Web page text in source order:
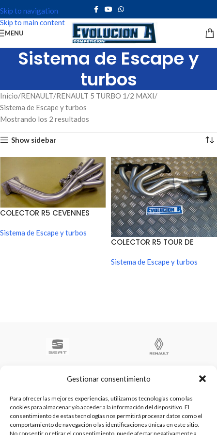
Gestionar consentimiento
Para ofrecer las mejores experiencias, utilizamos tecnologías como las
cookies para almacenar y/o acceder a la información del dispositivo. El
consentimiento de estas tecnologías nos permitirá procesar datos como el
comportamiento de navegación o las identificaciones únicas en este sitio.
No consentir o retirar el consentimiento, puede afectar negativamente a
Skip to navigation
Skip to main content
MENU
Sistema de Escape y
turbos
Inicio RENAULT RENAULT 5 TURBO 1/2 MAXI
Sistema de Escape y turbos
Mostrando los 2 resultados
Show sidebar
COLECTOR R5 CEVENNES
Sistema de Escape y turbos
COLECTOR R5 TOUR DE
Sistema de Escape y turbos
Te ayudamos a ser el numero 1
C/ Arquimedes 61 nave 2. Fuenlabrada
WhatsApp +34 670604426